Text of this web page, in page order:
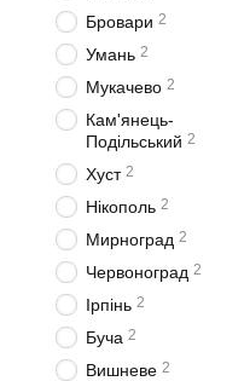
Бровари 2
Умань 2
Мукачево 2
Кам'янець-
Подільський 2
Хуст 2
Нікополь 2
Мирноград 2
Червоноград 2
Ірпінь 2
Буча 2
Вишневе 2